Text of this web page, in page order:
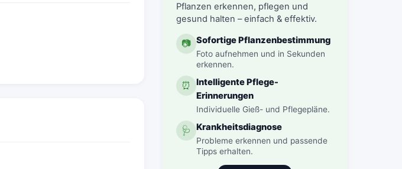
Pflanzen erkennen, pflegen und
gesund halten – einfach & effektiv.
📷 Sofortige Pflanzenbestimmung
Foto aufnehmen und in Sekunden
erkennen.
⏰
Intelligente Pflege-
Erinnerungen
Individuelle Gieß- und Pflegepläne.
🩺 Krankheitsdiagnose
Probleme erkennen und passende
Tipps erhalten.